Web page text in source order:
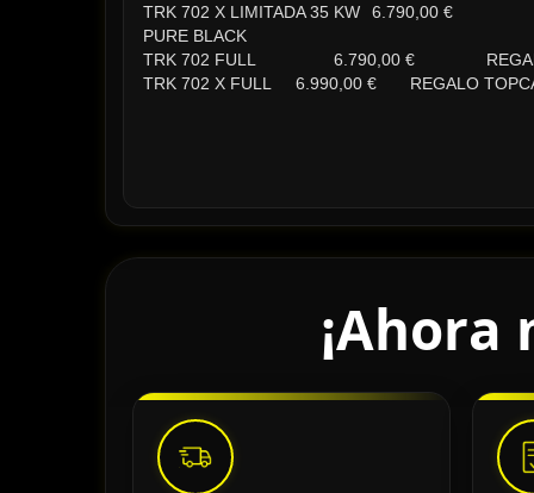
TRK 702 X LIMITADA 35 KW	6.790,00 €			REGALO TOPCASE SHAD TR55
PURE BLACK
TRK 702 FULL	        6.790,00 €	    	REGALO TOPCASE SHAD TR55 PURE BLACK
TRK 702 X FULL	6.990,00 €	REGALO TOPCASE SHAD TR55 PURE BLACK